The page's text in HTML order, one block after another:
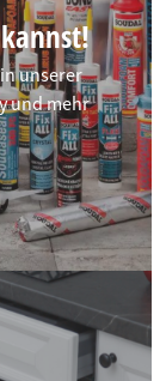
unserer
und mehr